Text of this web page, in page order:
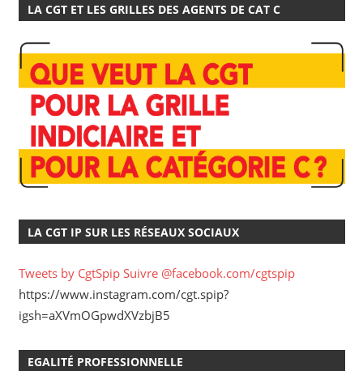
LA CGT ET LES GRILLES DES AGENTS DE CAT C
LA CGT IP SUR LES RÉSEAUX SOCIAUX
Tweets by CgtSpip Suivre @facebook.com/cgtspip
https://www.instagram.com/cgt.spip?
igsh=aXVmOGpwdXVzbjB5
EGALITÉ PROFESSIONNELLE